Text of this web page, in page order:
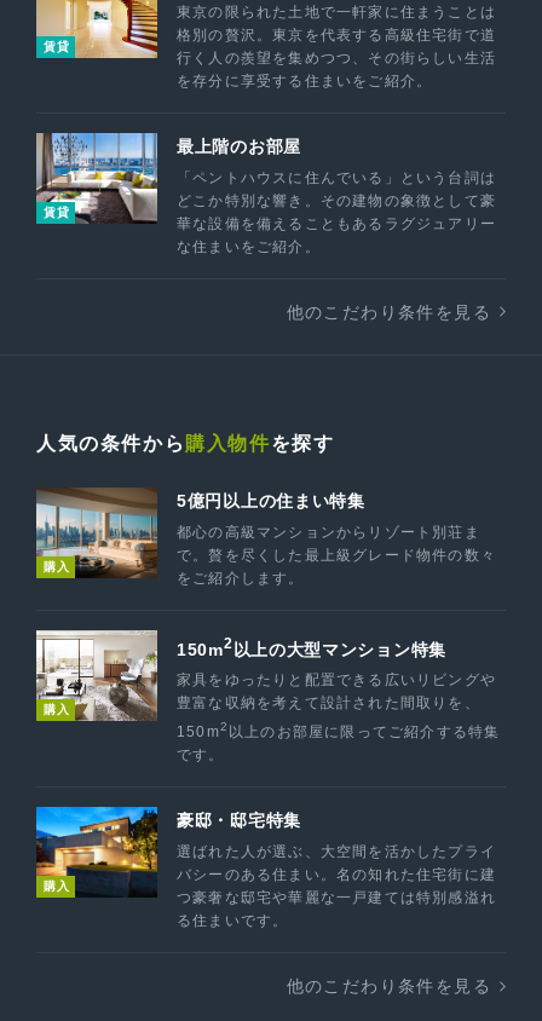
賃貸
東京の限られた土地で一軒家に住まうことは
格別の贅沢。東京を代表する高級住宅街で道
行く人の羨望を集めつつ、その街らしい生活
を存分に享受する住まいをご紹介。
賃貸
最上階のお部屋
「ペントハウスに住んでいる」という台詞は
どこか特別な響き。その建物の象徴として豪
華な設備を備えることもあるラグジュアリー
な住まいをご紹介。
他のこだわり条件を見る
人気の条件から 購入物件を探す
購入
5億円以上の住まい特集
都心の高級マンションからリゾート別荘ま
で。贅を尽くした最上級グレード物件の数々
をご紹介します。
購入
150m2 以上の大型マンション特集
家具をゆったりと配置できる広いリビングや
豊富な収納を考えて設計された間取りを、
150m2 以上のお部屋に限ってご紹介する特集
です。
購入
豪邸・邸宅特集
選ばれた人が選ぶ、大空間を活かしたプライ
バシーのある住まい。名の知れた住宅街に建
つ豪奢な邸宅や華麗な一戸建ては特別感溢れ
る住まいです。
他のこだわり条件を見る